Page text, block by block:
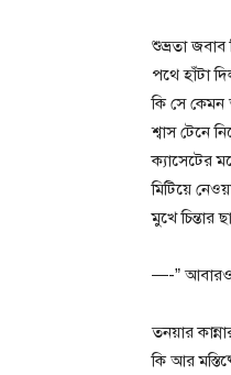
শুভ্রতা
পথে হাঁটা
কি সে কেমন
শ্বাস টেনে
ক্যাসেটের
মিটিয়ে
মুখে চিন্তার
—-” আবারও
তনয়ার
কি আর